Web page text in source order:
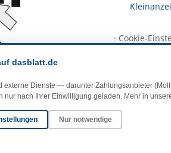
· Cookie-
© 2025 DasBlaueBlatt |
dasblatt.de
externe Dienste — darunter Zahlungsanbieter
nur nach Ihrer Einwilligung geladen. Mehr in
Nur notwendige